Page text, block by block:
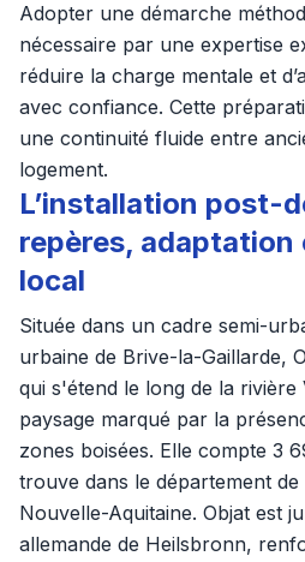
Adopter une démarche
nécessaire par une expertise
réduire la charge mentale et
avec confiance. Cette
une continuité fluide entre
logement.
L’installation post-
repères, adaptation
local
Située dans un cadre semi-
urbaine de Brive-la-Gaillarde,
qui s'étend le long de la
paysage marqué par la
zones boisées. Elle compte 3
trouve dans le département
Nouvelle-Aquitaine. Objat est
allemande de Heilsbronn,